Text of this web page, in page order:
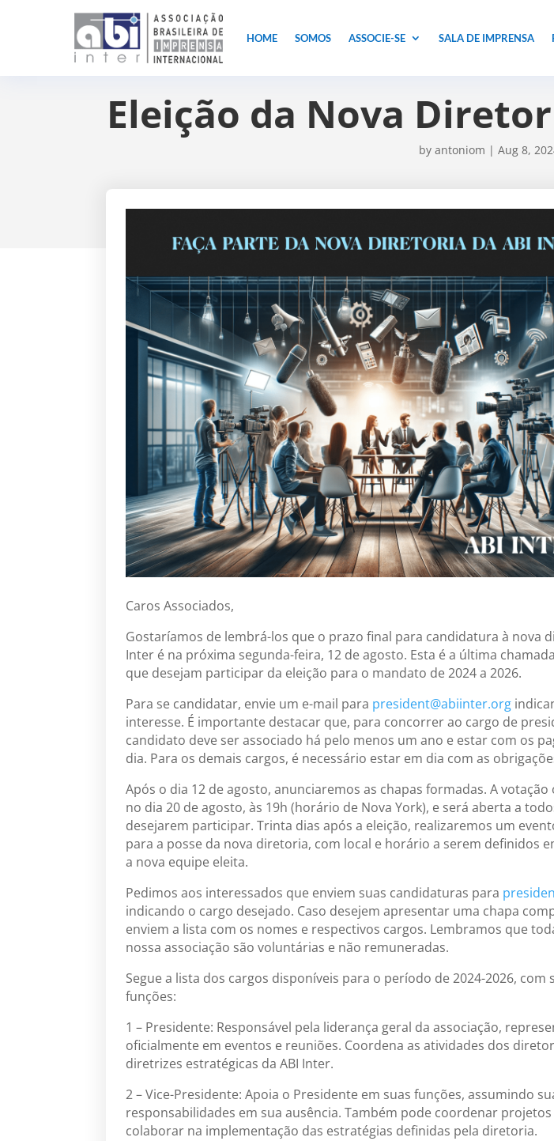
HOME SOMOS ASSOCIE-SE SALA DE IMPRENSA
Eleição da Nova
by antoniom | Aug 8,
Caros Associados,
Gostaríamos de lembrá-los que o prazo final para candidatura à nova
Inter é na próxima segunda-feira, 12 de agosto. Esta é a última
que desejam participar da eleição para o mandato de 2024 a 2026.
Para se candidatar, envie um e-mail para president@abiinter.org
interesse. É importante destacar que, para concorrer ao cargo de
candidato deve ser associado há pelo menos um ano e estar com os
dia. Para os demais cargos, é necessário estar em dia com as
Após o dia 12 de agosto, anunciaremos as chapas formadas. A
no dia 20 de agosto, às 19h (horário de Nova York), e será aberta a
desejarem participar. Trinta dias após a eleição, realizaremos um
para a posse da nova diretoria, com local e horário a serem definidos
a nova equipe eleita.
Pedimos aos interessados que enviem suas candidaturas para
indicando o cargo desejado. Caso desejem apresentar uma chapa
enviem a lista com os nomes e respectivos cargos. Lembramos que
nossa associação são voluntárias e não remuneradas.
Segue a lista dos cargos disponíveis para o período de 2024-2026, com
funções:
1 – Presidente: Responsável pela liderança geral da associação,
oficialmente em eventos e reuniões. Coordena as atividades dos
diretrizes estratégicas da ABI Inter.
2 – Vice-Presidente: Apoia o Presidente em suas funções, assumindo
responsabilidades em sua ausência. Também pode coordenar
colaborar na implementação das estratégias definidas pela diretoria.